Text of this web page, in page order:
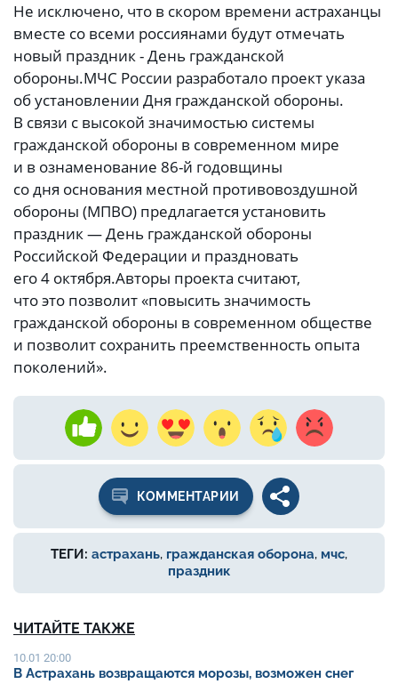
Не исключено, что в скором времени астраханцы
вместе со всеми россиянами будут отмечать
новый праздник - День гражданской
обороны.МЧС России разработало проект указа
об установлении Дня гражданской обороны.
В связи с высокой значимостью системы
гражданской обороны в современном мире
и в ознаменование 86-й годовщины
со дня основания местной противовоздушной
обороны (МПВО) предлагается установить
праздник — День гражданской обороны
Российской Федерации и праздновать
его 4 октября.Авторы проекта считают,
что это позволит «повысить значимость
гражданской обороны в современном обществе
и позволит сохранить преемственность опыта
поколений».
КОММЕНТАРИИ
ТЕГИ: астрахань, гражданская оборона, мчс,
праздник
ЧИТАЙТЕ ТАКЖЕ
10.01 20:00
В Астрахань возвращаются морозы, возможен снег